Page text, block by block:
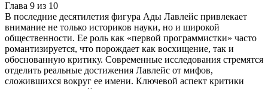
Глава 9 из 10
В последние десятилетия фигура Ады Лавлейс привлекает
внимание не только историков науки, но и широкой
общественности. Ее роль как «первой программистки» часто
романтизируется, что порождает как восхищение, так и
обоснованную критику. Современные исследования стремятся
отделить реальные достижения Лавлейс от мифов,
сложившихся вокруг ее имени. Ключевой аспект критики